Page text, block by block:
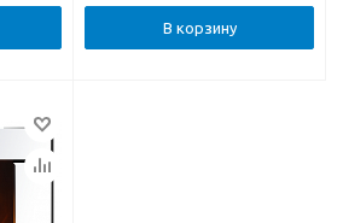
В корзину